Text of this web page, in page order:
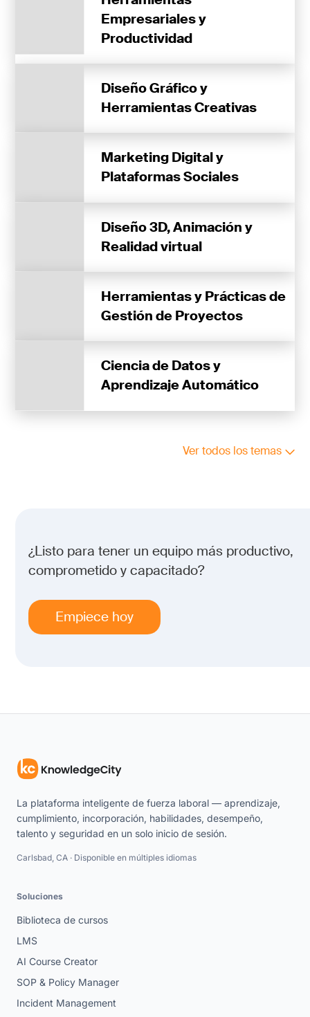
Empresariales y
Productividad
Diseño Gráfico y
Herramientas Creativas
Marketing Digital y
Plataformas Sociales
Diseño 3D, Animación y
Realidad virtual
Herramientas y Prácticas de
Gestión de Proyectos
Ciencia de Datos y
Aprendizaje Automático
Ver todos los temas
¿Listo para tener un equipo más productivo,
comprometido y capacitado?
Empiece hoy
La plataforma inteligente de fuerza laboral — aprendizaje,
cumplimiento, incorporación, habilidades, desempeño,
talento y seguridad en un solo inicio de sesión.
Carlsbad, CA · Disponible en múltiples idiomas
Soluciones
Biblioteca de cursos
LMS
AI Course Creator
SOP & Policy Manager
Incident Management